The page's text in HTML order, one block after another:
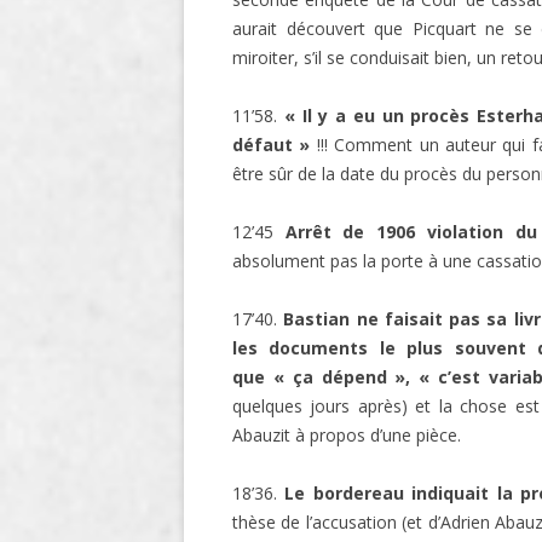
aurait découvert que Picquart ne
miroiter, s’il se conduisait bien, un
11’58. « Il y a eu un procès
défaut » !!! Comment un auteur qui
être sûr de la date du procès du
12’45 Arrêt de 1906 violation
absolument pas la porte à une
17’40. Bastian ne faisait pas sa
les documents le plus souvent
que « ça dépend », « c’est
quelques jours après) et la chose est
Abauzit à propos d’une pièce.
18’36. Le bordereau indiquait la
thèse de l’accusation (et d’Adrien